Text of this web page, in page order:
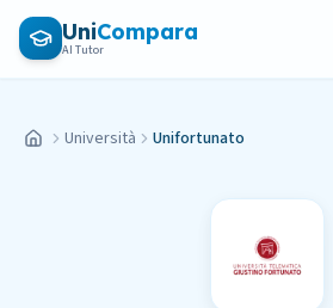
Vai al contenuto principale
UniCompara
AI Tutor
Home Università Unifortunato